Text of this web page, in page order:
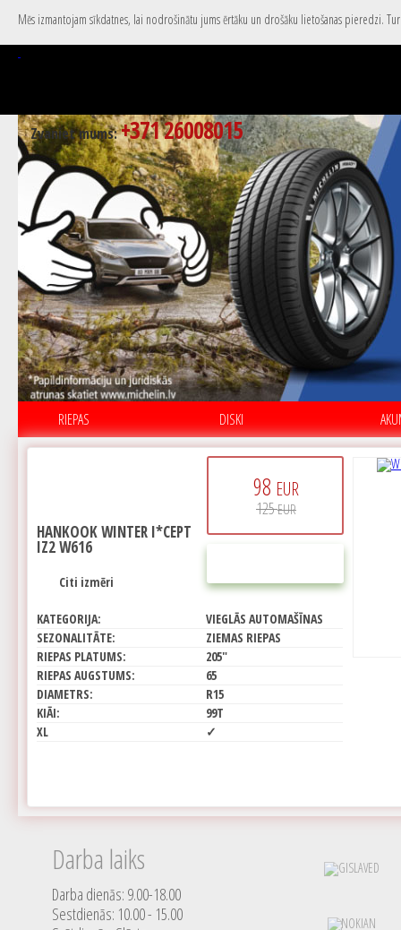
Mēs izmantojam sīkdatnes, lai nodrošinātu jums ērtāku un drošāku lietošanas pieredzi.
Zvaniet mums:+371 26008015
RIEPAS DISKI
98 EUR
125EUR
HANKOOK WINTER I*CEPT
IZ2 W616
Citi izmēri
KATEGORIJA:
VIEGLĀS AUTOMAŠĪNAS
SEZONALITĀTE:
ZIEMAS RIEPAS
RIEPAS PLATUMS:
205"
RIEPAS AUGSTUMS:
65
DIAMETRS:
R15
KIĀI:
99T
XL
✓
Darba laiks
Darba dienās: 9.00-18.00
Sestdienās: 10.00 - 15.00